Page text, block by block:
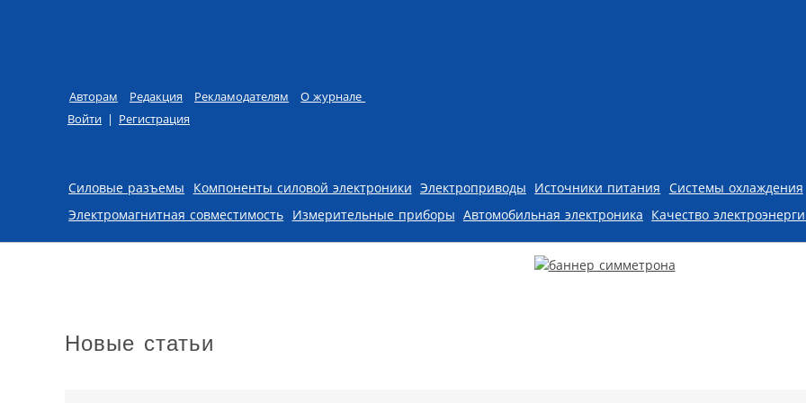
Авторам Редакция Рекламодателям
О журнале
Войти | Регистрация
Skip to content
Силовые разъемы Компоненты силовой электроники Электроприводы Источники питания Системы охлаждения
Электромагнитная совместимость Измерительные приборы Автомобильная электроника Качество
Новые статьи